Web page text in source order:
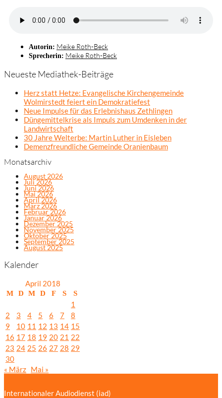
Autorin: Meike Roth-Beck
Sprecherin: Meike Roth-Beck
Neueste Mediathek-Beiträge
Herz statt Hetze: Evangelische Kirchengemeinde
Wolmirstedt feiert ein Demokratiefest
Neue Impulse für das Erlebnishaus Zethlingen
Düngemittelkrise als Impuls zum Umdenken in der
Landwirtschaft
30 Jahre Welterbe: Martin Luther in Eisleben
Demenzfreundliche Gemeinde Oranienbaum
Monatsarchiv
August 2026
Juli 2026
Juni 2026
Mai 2026
April 2026
März 2026
Februar 2026
Januar 2026
Dezember 2025
November 2025
Oktober 2025
September 2025
August 2025
Kalender
April 2018
M D M D F S S
1
2
3 4 5 6 7
8
9
10 11 12 13 14 15
16 17 18 19 20 21 22
23 24 25 26 27 28 29
30
« März Mai »
Internationaler Audiodienst (iad)